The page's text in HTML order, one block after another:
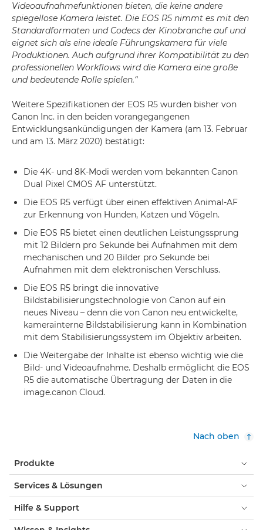
Videoaufnahmefunktionen bieten, die keine andere
spiegellose Kamera leistet. Die EOS R5 nimmt es mit den
Standardformaten und Codecs der Kinobranche auf und
eignet sich als eine ideale Führungskamera für viele
Produktionen. Auch aufgrund ihrer Kompatibilität zu den
professionellen Workflows wird die Kamera eine große
und bedeutende Rolle spielen.“
Weitere Spezifikationen der EOS R5 wurden bisher von
Canon Inc. in den beiden vorangegangenen
Entwicklungsankündigungen der Kamera (am 13. Februar
und am 13. März 2020) bestätigt:
Die 4K- und 8K-Modi werden vom bekannten Canon
Dual Pixel CMOS AF unterstützt.
Die EOS R5 verfügt über einen effektiven Animal-AF
zur Erkennung von Hunden, Katzen und Vögeln.
Die EOS R5 bietet einen deutlichen Leistungssprung
mit 12 Bildern pro Sekunde bei Aufnahmen mit dem
mechanischen und 20 Bilder pro Sekunde bei
Aufnahmen mit dem elektronischen Verschluss.
Die EOS R5 bringt die innovative
Bildstabilisierungstechnologie von Canon auf ein
neues Niveau – denn die von Canon neu entwickelte,
kamerainterne Bildstabilisierung kann in Kombination
mit dem Stabilisierungssystem im Objektiv arbeiten.
Die Weitergabe der Inhalte ist ebenso wichtig wie die
Bild- und Videoaufnahme. Deshalb ermöglicht die EOS
R5 die automatische Übertragung der Daten in die
image.canon Cloud.
Nach oben
Produkte
Services & Lösungen
Hilfe & Support